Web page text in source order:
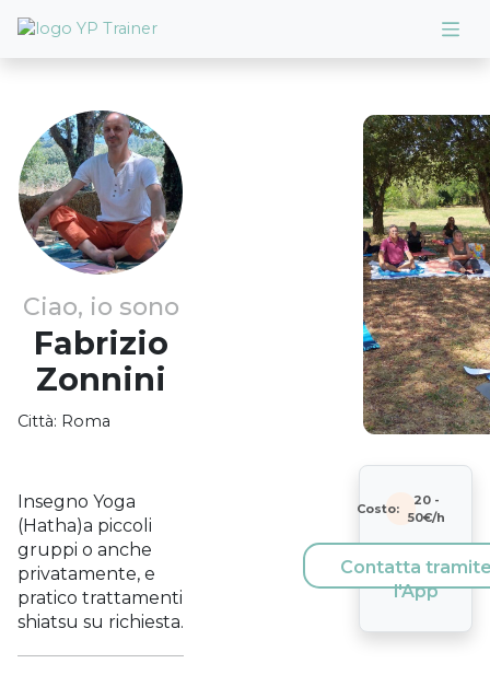
Ciao, io sono
Fabrizio
Zonnini
Città: Roma
Insegno Yoga
(Hatha)a piccoli
gruppi o anche
privatamente, e
pratico trattamenti
shiatsu su richiesta.
Costo:
20 -
50€/h
Contatta
l'App